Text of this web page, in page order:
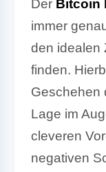
Der Bitcoin
immer
den idealen
finden.
Geschehen
Lage im
cleveren
negativen